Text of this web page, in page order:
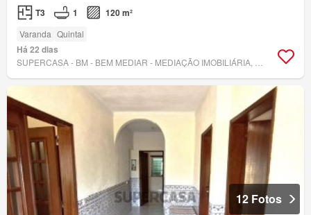
T3 1 120 m²
Varanda Quintal
Há 22 dias
12 Fotos